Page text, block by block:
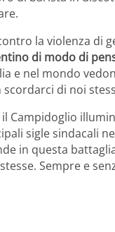
la violenza di
di modo di
e nel mondo
di noi
Campidoglio
sigle sindacali
in questa
Sempre e